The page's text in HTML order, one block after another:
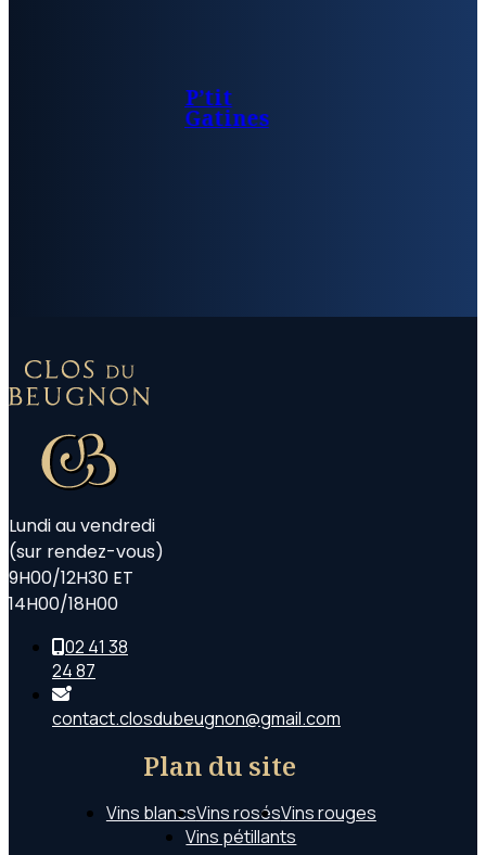
P’tit
Gatines
Lundi au vendredi
(sur rendez-vous)
9H00/12H30 ET
14H00/18H00
02 41 38
24 87
contact.closdubeugnon@gmail.com
Plan du site
Vins blancsVins rosésVins rouges
Vins pétillants